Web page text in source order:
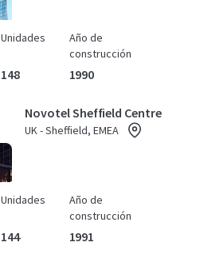
Unidades
148
Año de
construcción
1990
Novotel Sheffield Centre
UK - Sheffield, EMEA
Unidades
144
Año de
construcción
1991